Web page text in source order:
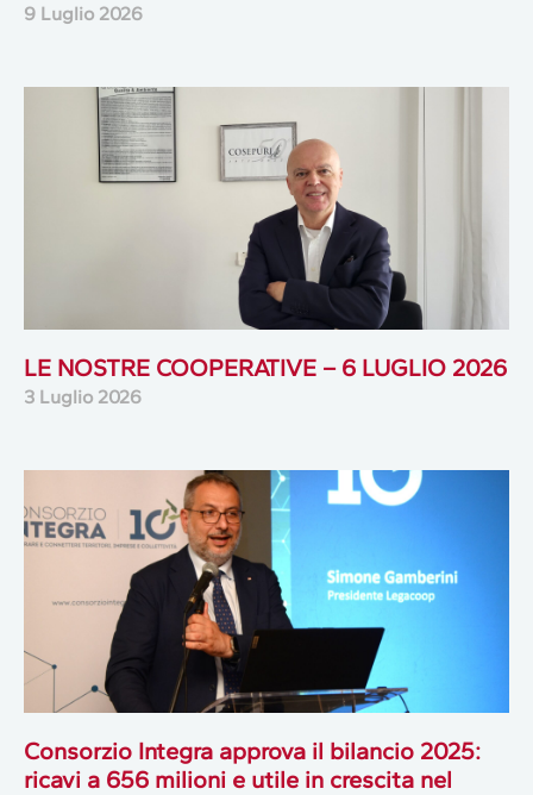
9 Luglio 2026
LE NOSTRE COOPERATIVE – 6 LUGLIO 2026
3 Luglio 2026
Consorzio Integra approva il bilancio 2025:
ricavi a 656 milioni e utile in crescita nel